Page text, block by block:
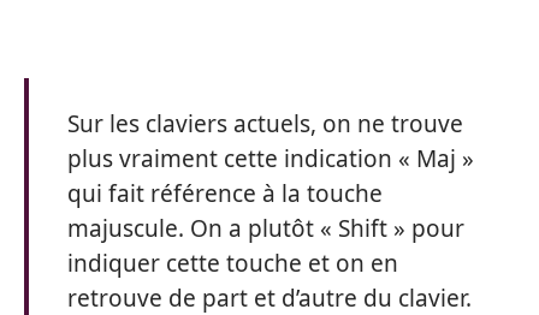
Sur les claviers actuels, on ne trouve
plus vraiment cette indication « Maj »
qui fait référence à la touche
majuscule. On a plutôt « Shift » pour
indiquer cette touche et on en
retrouve de part et d’autre du clavier.